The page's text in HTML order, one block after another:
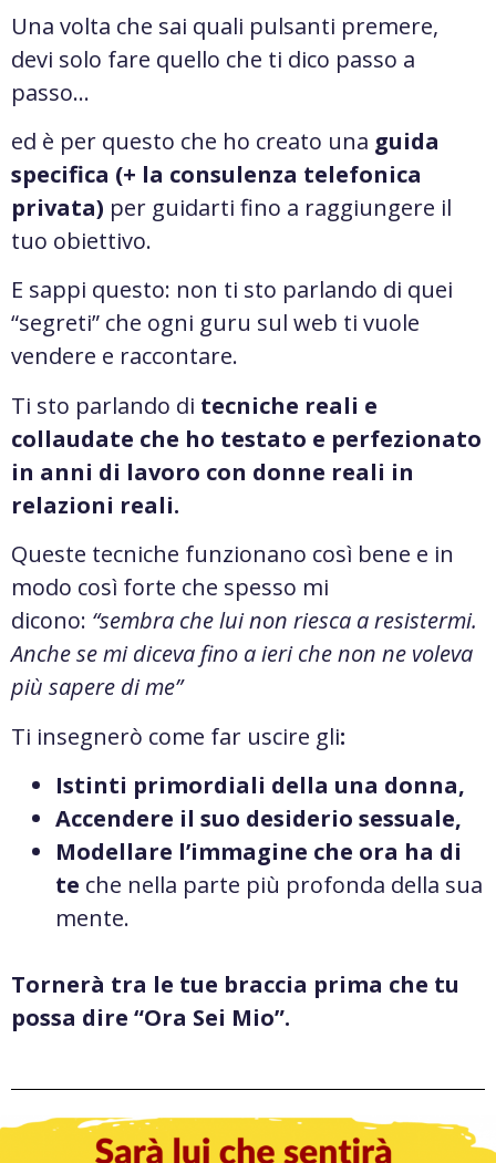
Una volta che sai quali pulsanti premere,
devi solo fare quello che ti dico passo a
passo…
ed è per questo che ho creato una guida
specifica (+ la consulenza telefonica
privata) per guidarti fino a raggiungere il
tuo obiettivo.
E sappi questo: non ti sto parlando di quei
“segreti” che ogni guru sul web ti vuole
vendere e raccontare.
Ti sto parlando di tecniche reali e
collaudate che ho testato e perfezionato
in anni di lavoro con donne reali in
relazioni reali.
Queste tecniche funzionano così bene e in
modo così forte che spesso mi
dicono: “sembra che lui non riesca a resistermi.
Anche se mi diceva fino a ieri che non ne voleva
più sapere di me”
Ti insegnerò come far uscire gli:
Istinti primordiali della una donna,
Accendere il suo desiderio sessuale,
Modellare l’immagine che ora ha di
te che nella parte più profonda della sua
mente.
Tornerà tra le tue braccia prima che tu
possa dire “Ora Sei Mio”.